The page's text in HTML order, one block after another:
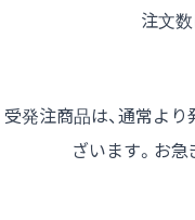
注文
受発注商品は、通常より
ざいます。お